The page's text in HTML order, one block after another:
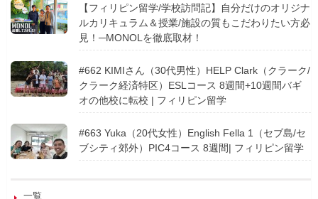
【フィリピン留学/学校訪問記】自分だけのオリジナ
ルカリキュラム＆授業/施設の質もこだわりたい方必
見！─MONOLを徹底取材！
#662 KIMIさん（30代男性）HELP Clark（クラーク/
クラーク経済特区）ESLコース 8週間+10週間バギ
オの他校に転校 | フィリピン留学
#663 Yuka（20代女性）English Fella 1（セブ島/セ
ブシティ郊外）PIC4コース 8週間| フィリピン留学
一覧